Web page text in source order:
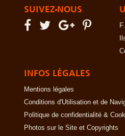
SUIVEZ-NOUS
INFOS LÉGALES
Mentions légales
Conditions d'Utilisation et de
Politique de confidentialité &
Photos sur le Site et Copyrights